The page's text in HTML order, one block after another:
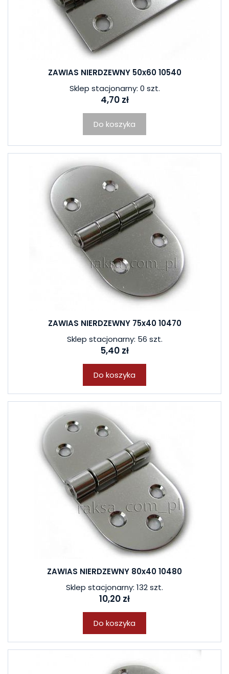
ZAWIAS NIERDZEWNY 50x60 10540
Sklep stacjonarny: 0 szt.
4,70 zł
Do koszyka
ZAWIAS NIERDZEWNY 75x40 10470
Sklep stacjonarny: 56 szt.
5,40 zł
Do koszyka
ZAWIAS NIERDZEWNY 80x40 10480
Sklep stacjonarny: 132 szt.
10,20 zł
Do koszyka